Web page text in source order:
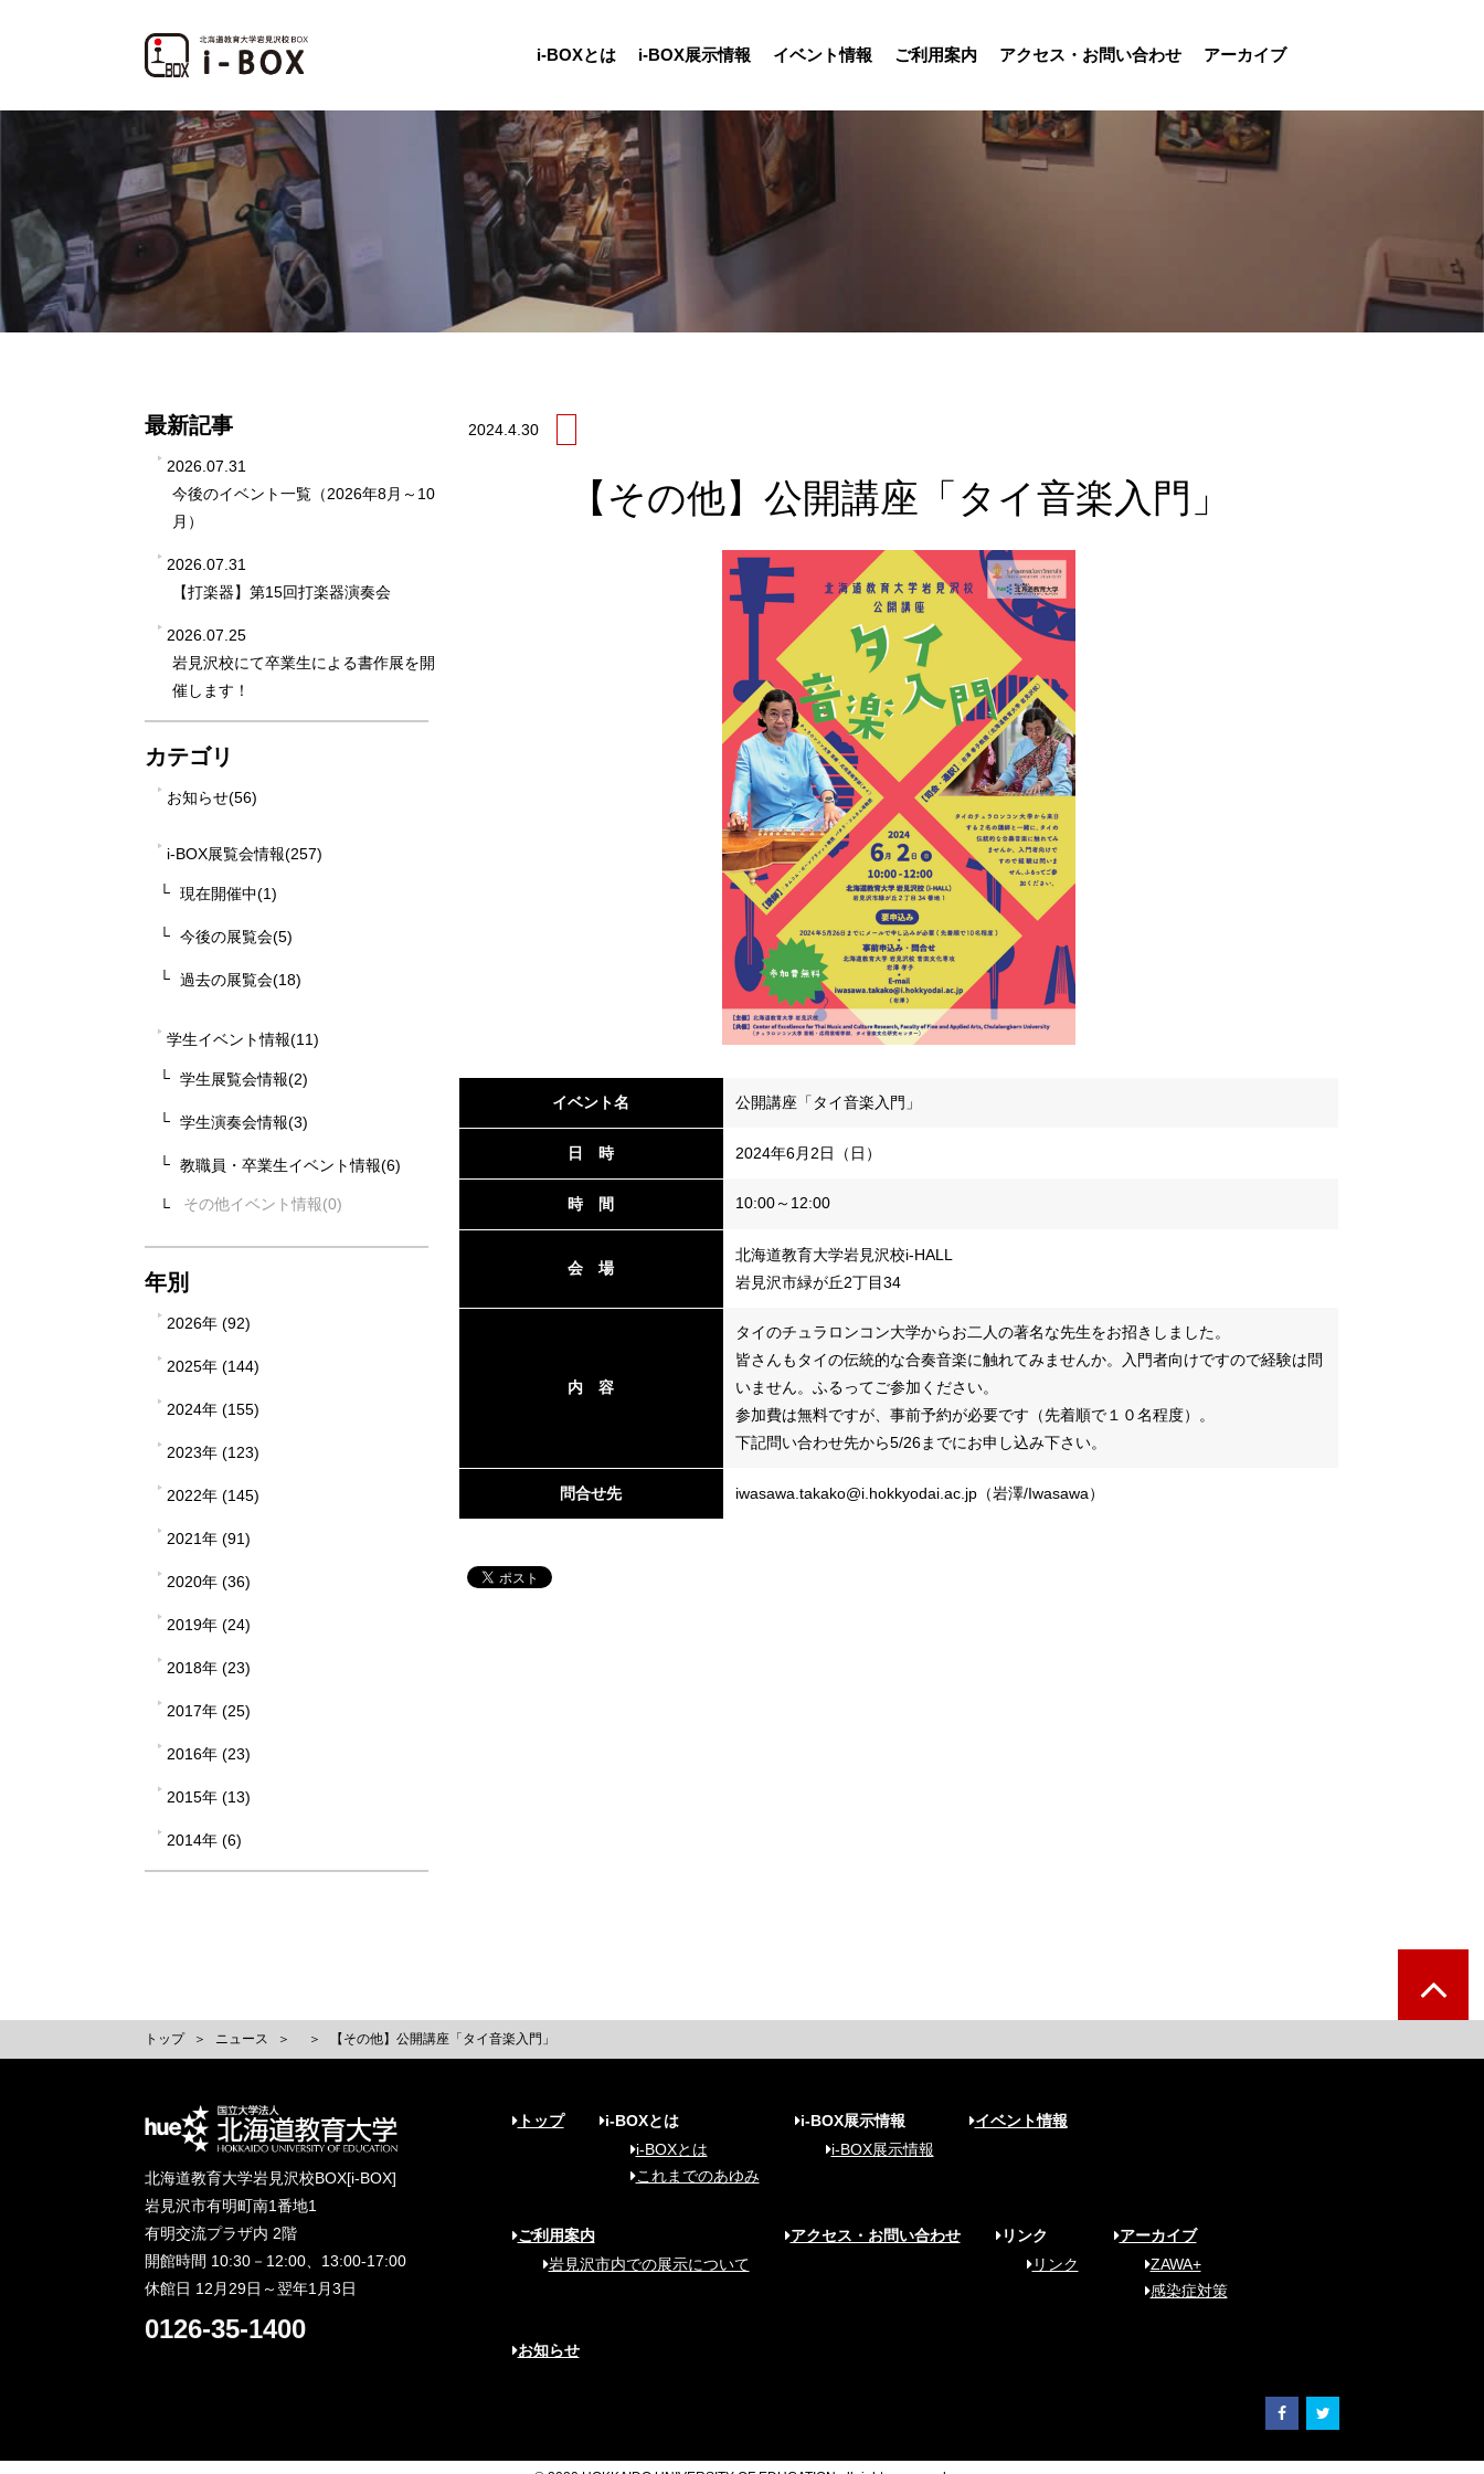
i-BOXとは i-BOX展示情報 イベント情報 ご利用案内 アクセス・お問い合わせ アーカイブ
2024. 4.30
【その他】公開講座「タイ音楽入門」
イベント名 公開講座「タイ音楽入門」
日 時 2024年6月2日（日）
時 間 10:00～12:00
会 場
北海道教育大学岩見沢校i-HALL
岩見沢市緑が丘2丁目34
内 容
タイのチュラロンコン大学からお二人の著名な先生をお招きしました。
皆さんもタイの伝統的な合奏音楽に触れてみませんか。入門者向けですので経験は問
いません。ふるってご参加ください。
参加費は無料ですが、事前予約が必要です（先着順で１０名程度）。
下記問い合わせ先から5/26までにお申し込み下さい。
問合せ先 iwasawa.takako@i.hokkyodai.ac.jp（岩澤/Iwasawa）
最新記事
2026.07.31
今後のイベント一覧（2026年8月～10
月）
2026.07.31
【打楽器】第15回打楽器演奏会
2026.07.25
岩見沢校にて卒業生による書作展を開
催します！
カテゴリ
お知らせ(56)
i-BOX展覧会情報(257)
現在開催中(1)
今後の展覧会(5)
過去の展覧会(18)
学生イベント情報(11)
学生展覧会情報(2)
学生演奏会情報(3)
教職員・卒業生イベント情報(6)
その他イベント情報
年別
2026年 (92)
2025年 (144)
2024年 (155)
2023年 (123)
2022年 (145)
2021年 (91)
2020年 (36)
2019年 (24)
2018年 (23)
2017年 (25)
2016年 (23)
2015年 (13)
2014年 (6)
トップ ニュース 【その他】公開講座「タイ音楽入門」
北海道教育大学岩見沢校BOX[i-BOX]
岩見沢市有明町南1番地1
有明交流プラザ内 2階
開館時間 10:30－12:00、13:00-17:00
休館日 12月29日～翌年1月3日
0126-35-1400
トップ
i-BOXとは
i-BOXとは
これまでのあゆみ
i-BOX展示情報
i-BOX展示情報
イベント情報
ご利用案内
岩見沢市内での展示について
アクセス・お問い合わせ
リンク
リンク
アーカイブ
ZAWA+
感染症対策
お知らせ